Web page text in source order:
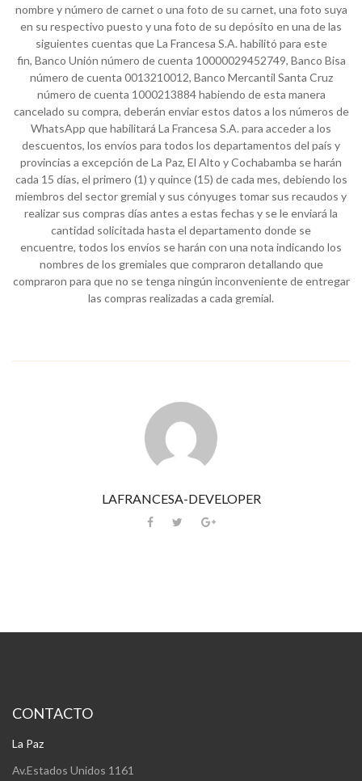
nombre y número de carnet o una foto de su carnet, una foto suya
en su respectivo puesto y una foto de su depósito en una de las
siguientes cuentas que La Francesa S.A. habilitó para este
fin, Banco Unión número de cuenta 10000029452749, Banco Bisa
número de cuenta 0013210012, Banco Mercantil Santa Cruz
número de cuenta 1000213884 habiendo de esta manera
cancelado su compra, deberán enviar estos datos a los números de
WhatsApp que habilitará La Francesa S.A. para acceder a los
descuentos, los envíos para todos los departamentos del país y
provincias a excepción de La Paz, El Alto y Cochabamba se harán
cada 15 días, el primero (1) y quince (15) de cada mes, debiendo los
miembros del sector gremial y sus cónyuges tomar sus recaudos y
realizar sus compras días antes a estas fechas y se le enviará la
cantidad solicitada hasta el departamento donde se
encuentre, todos los envíos se harán con una nota indicando los
nombres de los gremiales que compraron detallando que
compraron para que no se tenga ningún inconveniente de entregar
las compras realizadas a cada gremial.
LAFRANCESA-DEVELOPER
CONTACTO
La Paz
Av.Estados Unidos 1161